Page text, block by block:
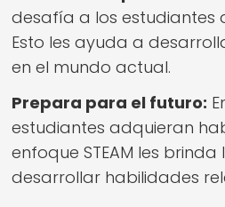
desafía a los estudiantes
Esto les ayuda a
en el mundo actual.
Prepara para el futuro:
estudiantes adquieran
enfoque STEAM les
desarrollar habilidades